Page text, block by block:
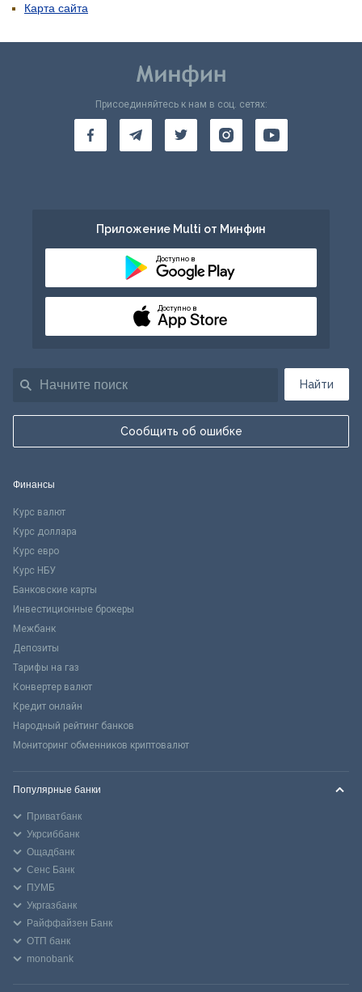
Карта сайта
Найти
Сообщить об ошибке
Присоединяйтесь к нам в соц. сетях:
Приложение Multi от Минфин
Доступно в
Доступно в
Финансы
Курс валют
Курс доллара
Курс евро
Курс НБУ
Банковские карты
Инвестиционные брокеры
Межбанк
Депозиты
Тарифы на газ
Конвертер валют
Кредит онлайн
Народный рейтинг банков
Мониторинг обменников криптовалют
Популярные банки
Приватбанк
Укрсиббанк
Ощадбанк
Сенс Банк
ПУМБ
Укргазбанк
Райффайзен Банк
ОТП банк
monobank